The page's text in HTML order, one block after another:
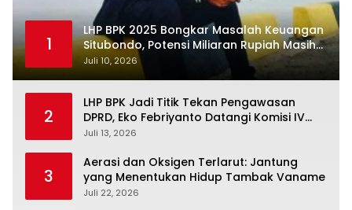
1
LHP BPK 2025 Bongkar Masalah Keuangan
Situbondo, Potensi Miliaran Rupiah Masih
Belum Terkelola
Juli 10, 2026
2
LHP BPK Jadi Titik Tekan Pengawasan
DPRD, Eko Febriyanto Datangi Komisi IV
dan Ajak Dewan Kembali Berpijak pada
Juli 13, 2026
3
Aerasi dan Oksigen Terlarut: Jantung
yang Menentukan Hidup Tambak Vaname
Juli 22, 2026